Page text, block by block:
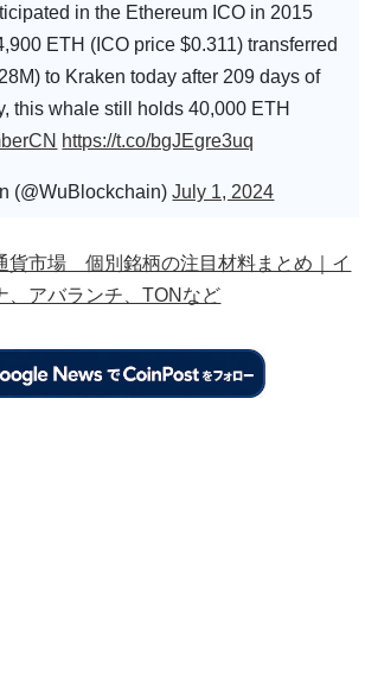
in the Ethereum ICO in 2015
ETH (ICO price $0.311) transferred
to Kraken today after 209 days of
this whale still holds 40,000 ETH
https://t.co/bgJEgre3uq
(@WuBlockchain)July 1, 2024
貨市場 個別銘柄の注目材料まとめ｜イ
、アバランチ、TONなど